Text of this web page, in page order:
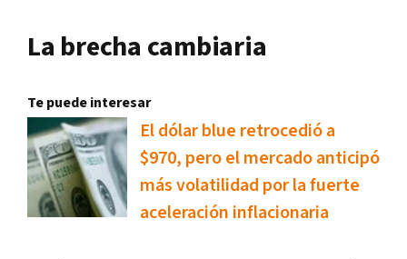
La brecha cambiaria
Te puede interesar
El dólar blue retrocedió a
$970, pero el mercado anticipó
más volatilidad por la fuerte
aceleración inflacionaria